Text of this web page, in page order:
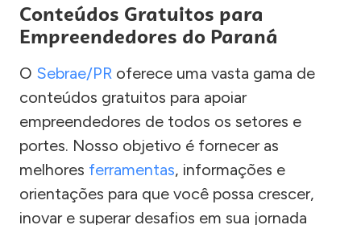
Conteúdos Gratuitos para
Empreendedores do Paraná
O Sebrae/PR oferece uma vasta gama de
conteúdos gratuitos para apoiar
empreendedores de todos os setores e
portes. Nosso objetivo é fornecer as
melhores ferramentas, informações e
orientações para que você possa crescer,
inovar e superar desafios em sua jornada